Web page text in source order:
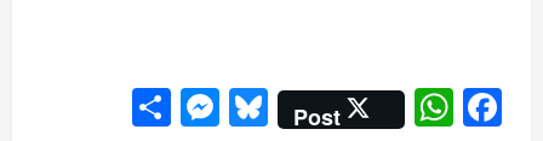
Facebook
WhatsApp
Post
Bluesky